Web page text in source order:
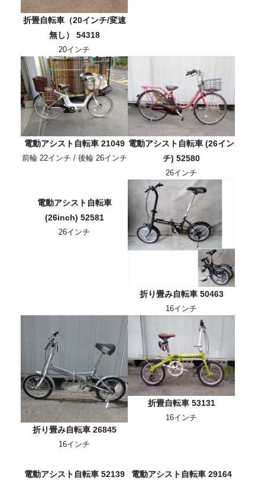
折畳自転車（20インチ/変速
無し） 54318
20インチ
電動アシスト自転車 21049
前輪 22インチ / 後輪 26インチ
電動アシスト自転車 (26イン
チ) 52580
26インチ
電動アシスト自転車
(26inch) 52581
26インチ
折り畳み自転車 50463
16インチ
折り畳み自転車 26845
16インチ
折畳自転車 53131
16インチ
電動アシスト自転車 52139 電動アシスト自転車 29164